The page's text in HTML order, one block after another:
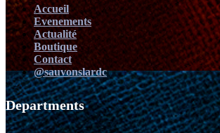
Accueil
Evenements
Actualité
Boutique
Contact
@sauvonslardc
Departments